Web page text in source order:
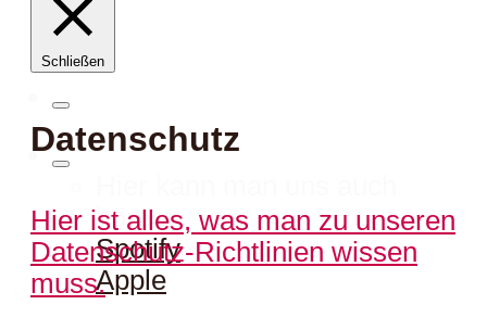
hören:
Spotify
Apple
Schließen
Datenschutz
Hier ist alles, was man zu unseren
Datenschutz-Richtlinien wissen
muss.